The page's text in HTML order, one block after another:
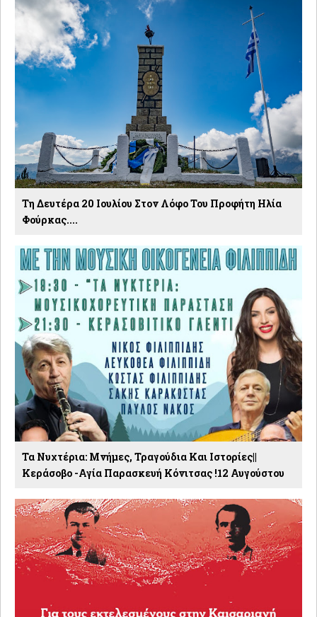
Τη Δευτέρα 20 Ιουλίου Στον Λόφο Του Προφήτη Ηλία
Φούρκας....
Τα Νυχτέρια: Μνήμες, Τραγούδια Και Ιστορίες||
Κεράσοβο -Αγία Παρασκευή Κόνιτσας !12 Αυγούστου